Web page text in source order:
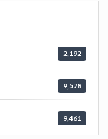
2,192
9,578
9,461